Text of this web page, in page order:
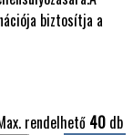
biztosítja a
rendelhető 40 db